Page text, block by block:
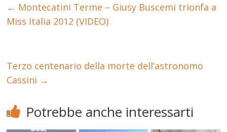
← Montecatini Terme – Giusy Buscemi trionfa a
Miss Italia 2012 (VIDEO)
Terzo centenario della morte dell’astronomo
Cassini →
Potrebbe anche interessarti